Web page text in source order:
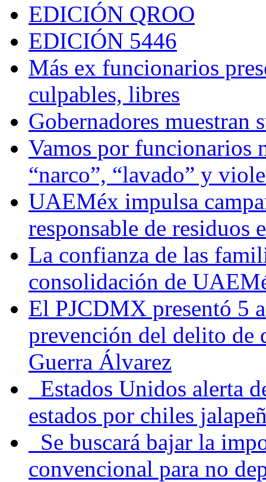
EDICIÓN QROO
EDICIÓN 5446
Más ex funcionarios
culpables, libres
Gobernadores muestran
Vamos por funcionarios
“narco”, “lavado” y
UAEMéx impulsa
responsable de residuos
La confianza de las
consolidación de
El PJCDMX presentó 5
prevención del delito de
Guerra Álvarez
Estados Unidos alerta
estados por chiles
Se buscará bajar la
convencional para no